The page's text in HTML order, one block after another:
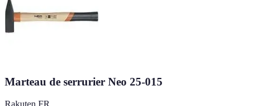
Marteau de serrurier Neo 25-015